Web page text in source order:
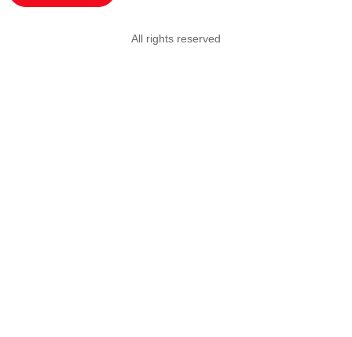
All rights reserved